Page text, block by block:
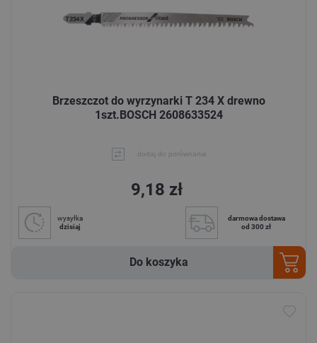
Brzeszczot do wyrzynarki T 234 X drewno
1szt.BOSCH 2608633524
dodaj do porównania
9,18 zł
wysyłka
dzisiaj
darmowa dostawa
od 300 zł
Do koszyka